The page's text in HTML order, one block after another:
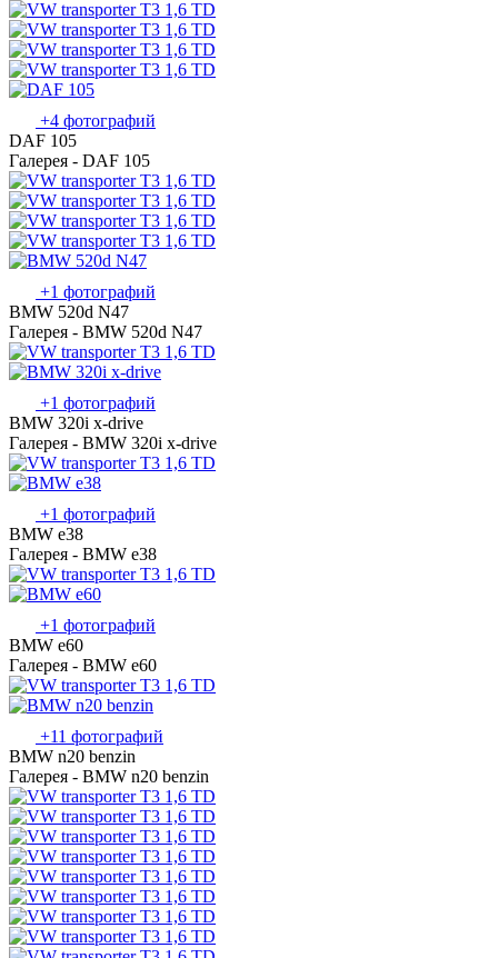
+4 фотографий
DAF 105
Галерея - DAF 105
+1 фотографий
BMW 520d N47
Галерея - BMW 520d N47
+1 фотографий
BMW 320i x-drive
Галерея - BMW 320i x-drive
+1 фотографий
BMW e38
Галерея - BMW e38
+1 фотографий
BMW e60
Галерея - BMW e60
+11 фотографий
BMW n20 benzin
Галерея - BMW n20 benzin